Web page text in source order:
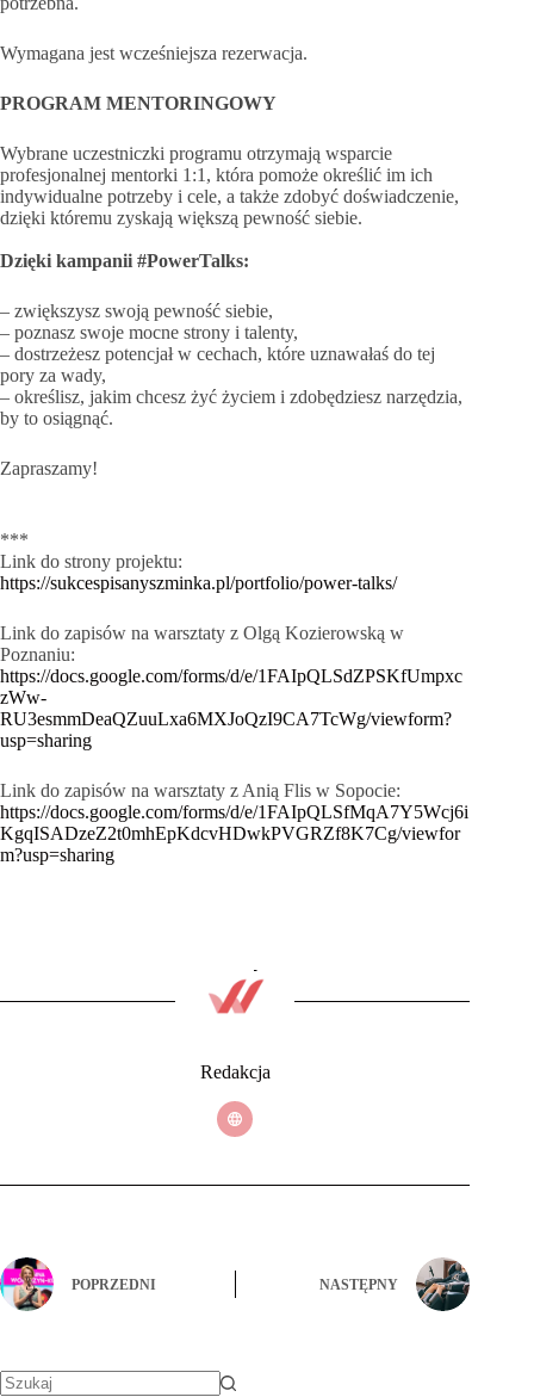
Wymagana jest wcześniejsza rezerwacja.
PROGRAM MENTORINGOWY
Wybrane uczestniczki programu otrzymają wsparcie
profesjonalnej mentorki 1:1, która pomoże określić im ich
indywidualne potrzeby i cele, a także zdobyć doświadczenie,
dzięki któremu zyskają większą pewność siebie.
Dzięki kampanii #PowerTalks:
– zwiększysz swoją pewność siebie,
– poznasz swoje mocne strony i talenty,
– dostrzeżesz potencjał w cechach, które uznawałaś do tej
pory za wady,
– określisz, jakim chcesz żyć życiem i zdobędziesz narzędzia,
by to osiągnąć.
Zapraszamy!
***
Link do strony projektu:
https://sukcespisanyszminka.pl/portfolio/power-talks/
Link do zapisów na warsztaty z Olgą Kozierowską w
Poznaniu:
https://docs.google.com/forms/d/e/1FAIpQLSdZPSKfUmpxc
zWw-
RU3esmmDeaQZuuLxa6MXJoQzI9CA7TcWg/viewform?
usp=sharing
Link do zapisów na warsztaty z Anią Flis w Sopocie:
https://docs.google.com/forms/d/e/1FAIpQLSfMqA7Y5Wcj6i
KgqISADzeZ2t0mhEpKdcvHDwkPVGRZf8K7Cg/viewfor
m?usp=sharing
Redakcja
POPRZEDNI NASTĘPNY